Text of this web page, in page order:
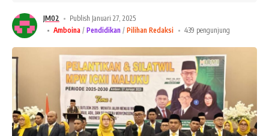
JM02
Publish Januari 27, 2025
Amboina
Pendidikan Pilihan Redaksi 439 pengunjung